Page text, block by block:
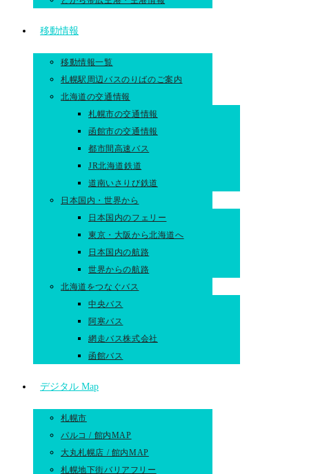
移動情報
移動情報一覧
札幌駅周辺バスのりばのご案内
北海道の交通情報
札幌市の交通情報
函館市の交通情報
都市間高速バス
JR北海道鉄道
道南いさりび鉄道
日本国内・世界から
日本国内のフェリー
東京・大阪から北海道へ
日本国内の航路
世界からの航路​
北海道をつなぐバス
中央バス
阿寒バス
網走バス株式会社
函館バス
デジタル Map
札幌市
パルコ / 館内MAP
大丸札幌店 / 館内MAP
札幌地下街バリアフリー